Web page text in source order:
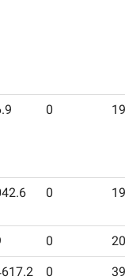
0 19
0
0
0